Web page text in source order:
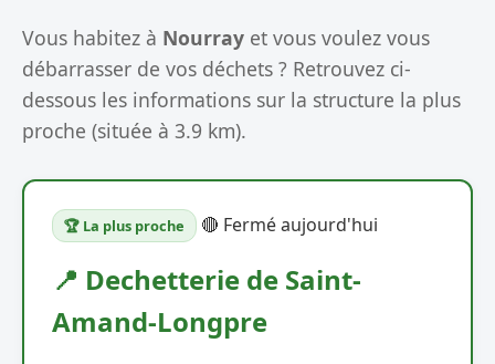
Vous habitez à Nourray et vous voulez vous
débarrasser de vos déchets ? Retrouvez ci-
dessous les informations sur la structure la plus
proche (située à 3.9 km).
🏆 La plus proche 🔴 Fermé aujourd'hui
📍 Dechetterie de Saint-
Amand-Longpre